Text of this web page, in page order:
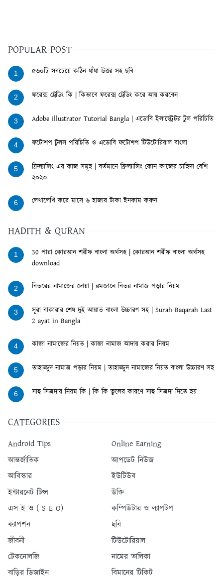
POPULAR POST
1 ৫৬০টি সবচেয়ে কঠিন ধাঁধা উত্তর সহ ছবি
2 ফরেক্স ট্রেডিং কি | কিভাবে ফরেক্স ট্রেডিং করে আয় করবেন
3 Adobe illustrator Tutorial Bangla | এডোবি ইলাস্ট্রেটর টুল পরিচিতি
4 ফটোশপ টুলস পরিচিতি ও এডোবি ফটোশপ টিউটোরিয়াল বাংলা
5
ফ্রিল্যান্সিং এর কাজ সমূহ | বর্তমানে ফ্রিল্যান্সিং কোন কাজের চাহিদা বেশি
২০২৩
6 লেখালেখি করে মাসে ৬ হাজার টাকা ইনকাম করুন
HADITH & QURAN
1
30 পারা কোরআন শরীফ বাংলা অর্থসহ | কোরআন শরীফ বাংলা অর্থসহ
download
2 বিতরের নামাজের দোয়া | রমজানে বিতর নামাজ পড়ার নিয়ম
3
সূরা বাকারার শেষ দুই আয়াত বাংলা উচ্চারণ সহ | Surah Baqarah Last
2 ayat in Bangla
4 কাজা নামাজের নিয়ত | কাজা নামাজ আদায় করার নিয়ম
5 তাহাজ্জুদ নামাজ পড়ার নিয়ম | তাহাজ্জুদ নামাজের নিয়ত বাংলা উচ্চারণ সহ
6 সাহু সিজদার নিয়ম কি | কি কি ভুলের কারণে সাহু সিজদা দিতে হয়
CATEGORIES
Android Tips
Online Earning
আন্তর্জাতিক
আপডেট নিউজ
আবিস্কার
ইউটিউব
ইন্টারনেট টিপ্স
উক্তি
এস ই ও ( S E O)
কম্পিউটার ও ল্যাপটপ
ক্যাপশন
ছবি
জীবনী
টিউটোরিয়াল
টেকনোলজি
নামের তালিকা
বাড়ির ডিজাইন
বিমানের টিকিট